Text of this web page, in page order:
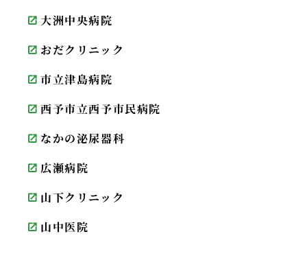
大洲中央病院
おだクリニック
市立津島病院
西予市立西予市民病院
なかの泌尿器科
広瀬病院
山下クリニック
山中医院